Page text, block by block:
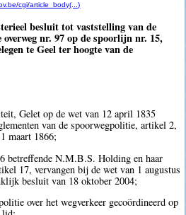
cgi/article_body(...)
besluit tot vaststelling van de
nr. 97 op de spoorlijn nr. 15,
te Geel ter hoogte van de
Gelet op de wet van 12 april 1835
van de spoorwegpolitie, artikel 2,
maart 1866;
betreffende N.M.B.S. Holding en haar
17, vervangen bij de wet van 1 augustus
besluit van 18 oktober 2004;
over het wegverkeer gecoördineerd op